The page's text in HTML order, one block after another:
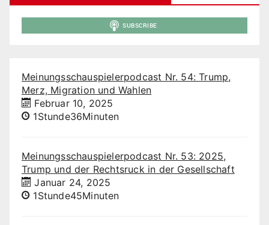
Meinungsschauspielerpodcast Nr. 54: Trump,
Merz, Migration und Wahlen
Februar 10, 2025
1Stunde36Minuten
Meinungsschauspielerpodcast Nr. 53: 2025,
Trump und der Rechtsruck in der Gesellschaft
Januar 24, 2025
1Stunde45Minuten